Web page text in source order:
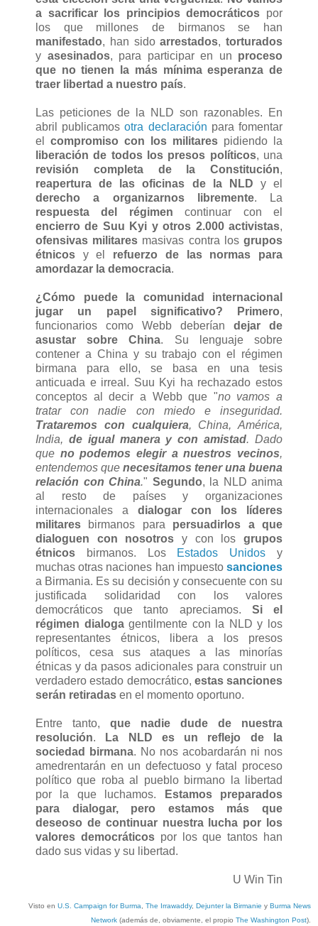
a sacrificar los principios democráticos por
los que millones de birmanos se han
manifestado, han sidoarrestados, torturados
y asesinados, para participar en un proceso
que no tienen la más mínima esperanza de
traer libertad a nuestro país.
Las peticiones de la NLD son razonables. En
abril publicamosotra declaración para fomentar
el compromiso con los militares pidiendo la
liberación de todos los presos políticos, una
revisión completa de la Constitución,
reapertura de las oficinas de la NLD y el
derecho a organizarnos libremente. La
respuesta del régimen continuar con el
encierro de Suu Kyi y otros 2.000 activistas,
ofensivas militares masivas contra losgrupos
étnicos y el refuerzo de las normas para
amordazar la democracia.
¿Cómo puede la comunidad internacional
jugar un papel significativo? Primero,
funcionarios como Webb deberían dejar de
asustar sobre China. Su lenguaje sobre
contener a China y su trabajo con el régimen
birmana para ello, se basa en una tesis
anticuada e irreal. Suu Kyi ha rechazado estos
conceptos al decir a Webb que "no vamos a
tratar con nadie con miedo e inseguridad.
Trataremos con cualquiera, China, América,
India, de igual manera y con amistad. Dado
que no podemos elegir a nuestros vecinos,
entendemos que necesitamos tener una buena
relación con China." Segundo, la NLD anima
al resto de países y organizaciones
internacionales a dialogar con los líderes
militares birmanos para persuadirlos a que
dialoguen con nosotros y con losgrupos
étnicos birmanos. Los Estados Unidos y
muchas otras naciones han impuesto sanciones
a Birmania. Es su decisión y consecuente con su
justificada solidaridad con los valores
democráticos que tanto apreciamos. Si el
régimen dialogagentilmente con la NLD y los
representantes étnicos, libera a los presos
políticos, cesa sus ataques a las minorías
étnicas y da pasos adicionales para construir un
verdadero estado democrático, estas sanciones
serán retiradas en el momento oportuno.
Entre tanto, que nadie dude de nuestra
resolución.
La NLD es un reflejo de la
sociedad birmana. No nos acobardarán ni nos
amedrentarán en un defectuoso y fatal proceso
político que roba al pueblo birmano la libertad
por la que luchamos.
Estamos preparados
para dialogar, pero estamos más que
deseoso de continuar nuestra lucha por los
valores democráticospor los que tantos han
dado sus vidas y su libertad.
U Win Tin
Visto en U.S. Campaign for Burma, The Irrawaddy, Dejunter la Birmanie y Burma News
Network (además de, obviamente, el propio The Washington Post).